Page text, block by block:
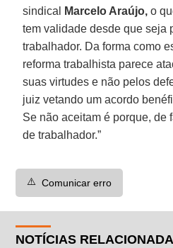
sindical
Marcelo Araújo, o
tem validade desde que seja
trabalhador. Da forma como
reforma trabalhista parece
suas virtudes e não pelos
juiz vetando um acordo
Se não aceitam é porque, de
de trabalhador.”
⚠️ Comunicar erro
NOTÍCIAS